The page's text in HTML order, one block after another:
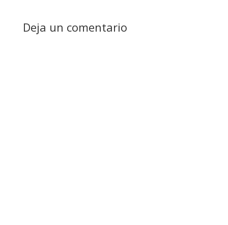
Deja un comentario